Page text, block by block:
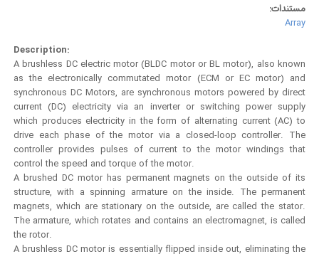
مستندات:
Array
Description:
A brushless DC electric motor (BLDC motor or BL motor), also known
as the electronically commutated motor (ECM or EC motor) and
synchronous DC Motors, are synchronous motors powered by direct
current (DC) electricity via an inverter or switching power supply
which produces electricity in the form of alternating current (AC) to
drive each phase of the motor via a closed-loop controller. The
controller provides pulses of current to the motor windings that
control the speed and torque of the motor.
A brushed DC motor has permanent magnets on the outside of its
structure, with a spinning armature on the inside. The permanent
magnets, which are stationary on the outside, are called the stator.
The armature, which rotates and contains an electromagnet, is called
the rotor.
A brushless DC motor is essentially flipped inside out, eliminating the